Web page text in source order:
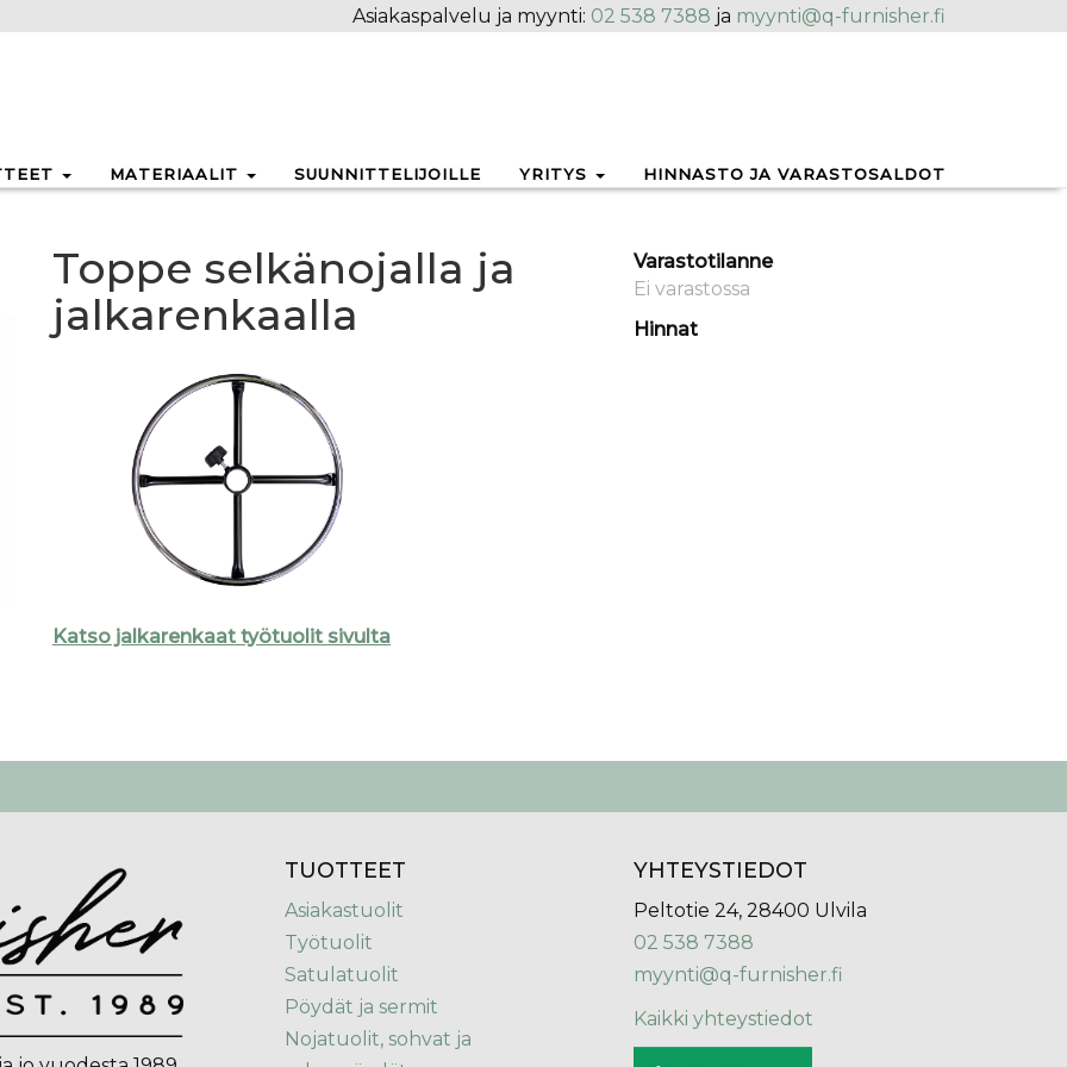
Asiakaspalvelu ja myynti: 02 538 7388 ja myynti@q-furnisher.fi
MATERIAALIT SUUNNITTELIJOILLE YRITYS HINNASTO JA VARASTOSALDOT
Toppe selkänojalla ja
jalkarenkaalla
Katso jalkarenkaat työtuolit sivulta
Varastotilanne
Ei varastossa
Hinnat
TUOTTEET
Asiakastuolit
Työtuolit
Satulatuolit
Pöydät ja sermit
Nojatuolit, sohvat ja
YHTEYSTIEDOT
Peltotie 24, 28400 Ulvila
02 538 7388
myynti@q-furnisher.fi
Kaikki yhteystiedot